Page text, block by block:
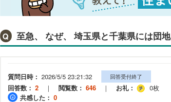
Q 至急、 なぜ、 埼玉県と千葉県には団
質問日時： 2026/5/5 23:21:32 回答受付終了
回答数： 2 ｜ 閲覧数： 646 ｜ お礼：
0枚
共感した： 0